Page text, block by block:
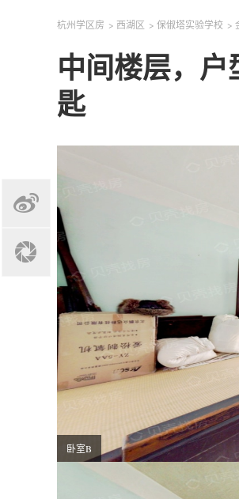
杭州学区房 > 西湖区 > 保俶塔实验学校 >
中间楼层，
匙
卧室B